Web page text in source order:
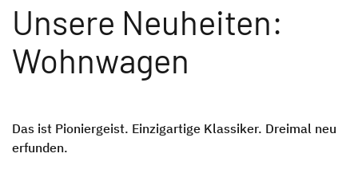
Unsere Neuheiten:
Wohnwagen
Das ist Pioniergeist. Einzigartige Klassiker. Dreimal neu
erfunden.